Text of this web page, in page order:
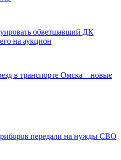
обветшавший ДК
на аукцион
в транспорте Омска – новые
передали на нужды СВО